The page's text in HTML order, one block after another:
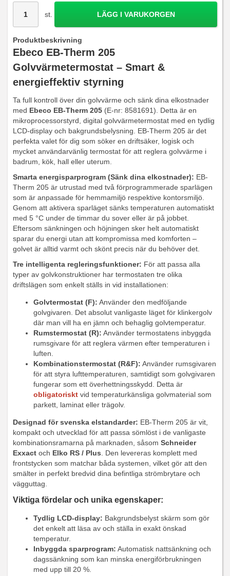
st. LÄGG I VARUKORGEN
Produktbeskrivning
Ebeco EB-Therm 205
Golvvärmetermostat – Smart &
energieffektiv styrning
Ta full kontroll över din golvvärme och sänk dina elkostnader
med Ebeco EB-Therm 205 (E-nr: 8581691). Detta är en
mikroprocessorstyrd, digital golvvärmetermostat med en tydlig
LCD-display och bakgrundsbelysning. EB-Therm 205 är det
perfekta valet för dig som söker en driftsäker, logisk och
mycket användarvänlig termostat för att reglera golvvärme i
badrum, kök, hall eller uterum.
Smarta energisparprogram (Sänk dina elkostnader): EB-
Therm 205 är utrustad med två förprogrammerade sparlägen
som är anpassade för hemmamiljö respektive kontorsmiljö.
Genom att aktivera sparläget sänks temperaturen automatiskt
med 5 °C under de timmar du sover eller är på jobbet.
Eftersom sänkningen och höjningen sker helt automatiskt
sparar du energi utan att kompromissa med komforten –
golvet är alltid varmt och skönt precis när du behöver det.
Tre intelligenta regleringsfunktioner: För att passa alla
typer av golvkonstruktioner har termostaten tre olika
driftslägen som enkelt ställs in vid installationen:
Golvtermostat (F): Använder den medföljande
golvgivaren. Det absolut vanligaste läget för klinkergolv
där man vill ha en jämn och behaglig golvtemperatur.
Rumstermostat (R): Använder termostatens inbyggda
rumsgivare för att reglera värmen efter temperaturen i
luften.
Kombinationstermostat (R&F): Använder rumsgivaren
för att styra lufttemperaturen, samtidigt som golvgivaren
fungerar som ett överhettningsskydd. Detta är
obligatoriskt vid temperaturkänsliga golvmaterial som
parkett, laminat eller trägolv.
Designad för svenska elstandarder: EB-Therm 205 är vit,
kompakt och utvecklad för att passa sömlöst i de vanligaste
kombinationsramarna på marknaden, såsom Schneider
Exxact och Elko RS / Plus. Den levereras komplett med
frontstycken som matchar båda systemen, vilket gör att den
smälter in perfekt bredvid dina befintliga strömbrytare och
vägguttag.
Viktiga fördelar och unika egenskaper:
Tydlig LCD-display: Bakgrundsbelyst skärm som gör
det enkelt att läsa av och ställa in exakt önskad
temperatur.
Inbyggda sparprogram: Automatisk nattsänkning och
dagssänkning som kan minska energiförbrukningen
med upp till 20 %.